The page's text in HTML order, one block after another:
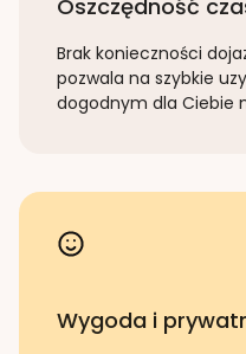
Oszczędność
Brak konieczności
pozwala na szybkie
dogodnym dla Ciebie
Wygoda i